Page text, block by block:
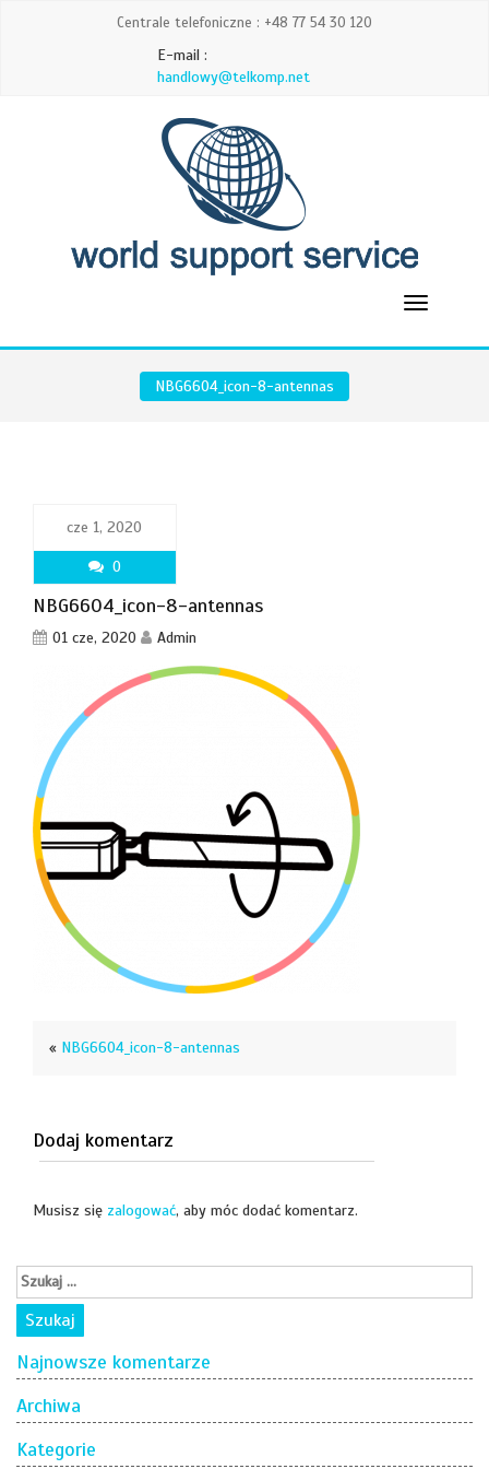
Centrale telefoniczne : +48 77 54 30 120
E-mail :
handlowy@telkomp.net
NBG6604_icon-8-antennas
cze 1, 2020
0
NBG6604_icon-8-antennas
01 cze, 2020 Admin
« NBG6604_icon-8-antennas
Dodaj komentarz
Musisz się zalogować, aby móc dodać komentarz.
Najnowsze komentarze
Archiwa
Kategorie